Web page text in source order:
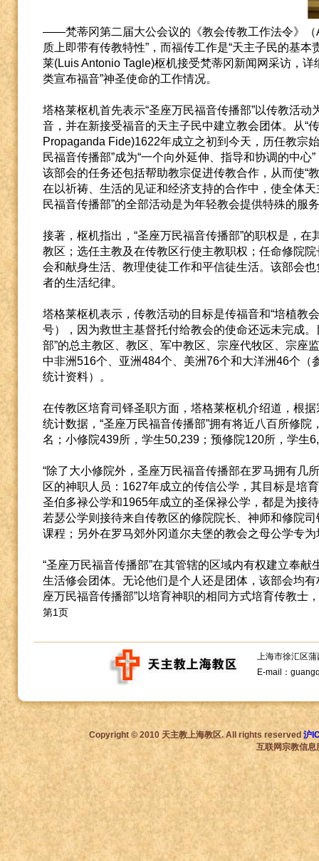
——梵蒂冈第二届大公会议的《教会传教工作法令》（
质上即带有传教特性”，而福传工作是“天主子民的基本
莱(Luis Antonio Tagle)枢机接受梵蒂冈新闻网采访，
类宣布福音”神圣使命的工作情况。
塔格莱枢机首先表示“圣座万民福音传播部”以传教活
音，并在新接受福音的天主子民中建立教会团体。从“
Propaganda Fide)1622年成立之初到今天，历任教宗
民福音传播部”成为“一个向外延伸、指导和协调的中
该部会的任务还包括帮助教宗促进传教合作，从而使“
在以祈祷、生活的见证和经济支持的合作中，使全体
民福音传播部”的全部活动是为年轻教会提供特殊的服
接著，枢机指出，“圣座万民福音传播部”的职权是，
教区；选任主教及在传教区行使主教职权；任命修院
会和献身生活、教理使徒工作和平信徒生活。该部会
者的生活纪律。
塔格莱枢机表示，传教活动的目标是传福音和“培植教
号），因为救世主基督托付给教会的使命还远未完成
部”的总主教区、教区、军中教区、宗座代牧区、宗座
中非洲516个、亚洲484个、美洲76个和大洋洲46个（
统计资料）。
在传教区培育司铎圣职方面，塔格莱枢机介绍道，根
统计数据，“圣座万民福音传播部”拥有将近八百所修
名；小修院439所，学生50,239；预修院120所，学生
“除了大小修院外，圣座万民福音传播部在罗马拥有几
区的神职人员：1627年成立的传信公学，其目标是培
圣伯多禄公学和1965年成立的圣保禄公学，都是为接
若瑟公学则接待来自传教区的修院院长、神师和修院
课程；另外在罗马郊外冈道尔夫堡的教会之母公学专
“圣座万民福音传播部”在其管辖的区域内有权建立奉
生活修会团体。无论他们是个人还是团体，该部会均
座万民福音传播部”以培育神职的相同方式培育传教士
第1页
上海市徐汇区
E-mail：
Copyright © 2010 天主教上海教区. All rights reserved 沪
互联网宗教信息服